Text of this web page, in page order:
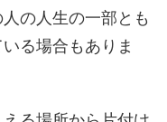
の人生の一部とも
る場合もありま